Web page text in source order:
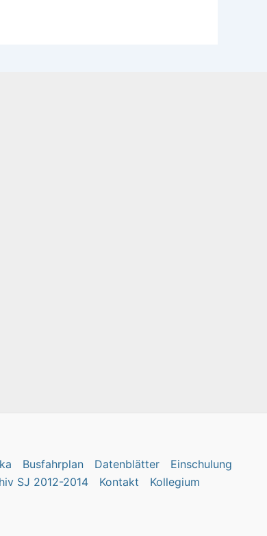
Busfahrplan Datenblätter
Einschulung
SJ 2012-2014 Kontakt
Kollegium